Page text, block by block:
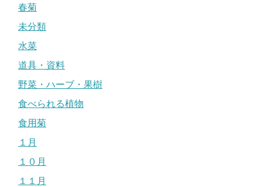
春菊
未分類
水菜
道具・資料
野菜・ハーブ・果樹
食べられる植物
食用菊
１月
１０月
１１月